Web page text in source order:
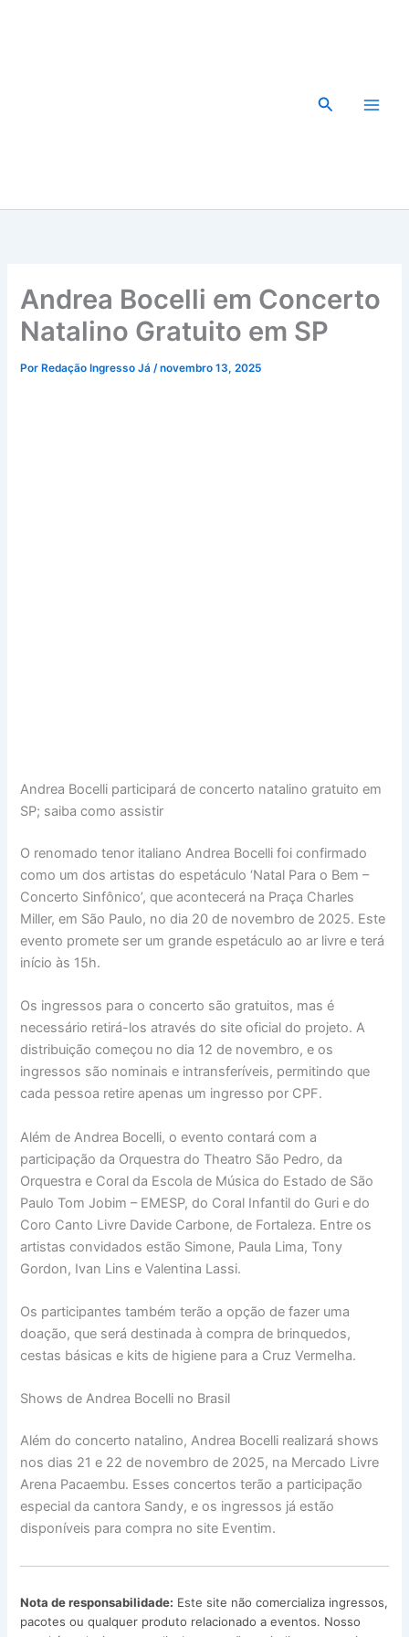
Pesquisar
Andrea Bocelli em Concerto
Natalino Gratuito em SP
Por Redação Ingresso Já/novembro 13, 2025
Andrea Bocelli participará de concerto natalino gratuito em
SP; saiba como assistir
O renomado tenor italiano Andrea Bocelli foi confirmado
como um dos artistas do espetáculo ‘Natal Para o Bem –
Concerto Sinfônico’, que acontecerá na Praça Charles
Miller, em São Paulo, no dia 20 de novembro de 2025. Este
evento promete ser um grande espetáculo ao ar livre e terá
início às 15h.
Os ingressos para o concerto são gratuitos, mas é
necessário retirá-los através do site oficial do projeto. A
distribuição começou no dia 12 de novembro, e os
ingressos são nominais e intransferíveis, permitindo que
cada pessoa retire apenas um ingresso por CPF.
Além de Andrea Bocelli, o evento contará com a
participação da Orquestra do Theatro São Pedro, da
Orquestra e Coral da Escola de Música do Estado de São
Paulo Tom Jobim – EMESP, do Coral Infantil do Guri e do
Coro Canto Livre Davide Carbone, de Fortaleza. Entre os
artistas convidados estão Simone, Paula Lima, Tony
Gordon, Ivan Lins e Valentina Lassi.
Os participantes também terão a opção de fazer uma
doação, que será destinada à compra de brinquedos,
cestas básicas e kits de higiene para a Cruz Vermelha.
Shows de Andrea Bocelli no Brasil
Além do concerto natalino, Andrea Bocelli realizará shows
nos dias 21 e 22 de novembro de 2025, na Mercado Livre
Arena Pacaembu. Esses concertos terão a participação
especial da cantora Sandy, e os ingressos já estão
disponíveis para compra no site Eventim.
Nota de responsabilidade: Este site não comercializa ingressos,
pacotes ou qualquer produto relacionado a eventos. Nosso